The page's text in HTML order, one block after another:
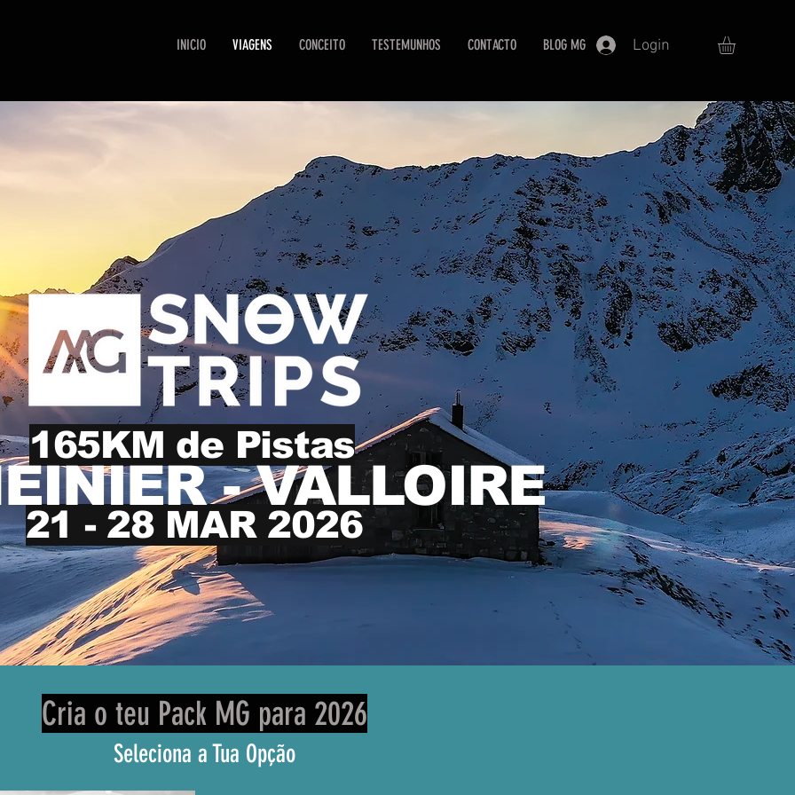
INICIO VIAGENS CONCEITO TESTEMUNHOS CONTACTO BLOG MG Login
165KM de Pistas
21 - 28 MAR 2026
- VALLOIRE
Cria o teu Pack MG para 2026
Seleciona a Tua Opção